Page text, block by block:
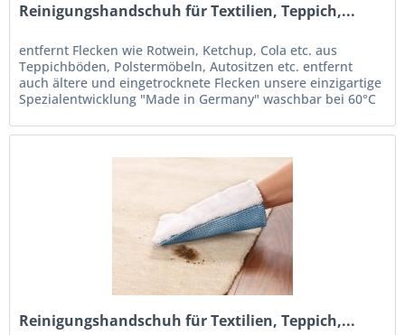
Reinigungshandschuh für Textilien, Teppich,...
entfernt Flecken wie Rotwein, Ketchup, Cola etc. aus
Teppichböden, Polstermöbeln, Autositzen etc. entfernt
auch ältere und eingetrocknete Flecken unsere einzigartige
Spezialentwicklung "Made in Germany" waschbar bei 60°C
Reinigungshandschuh für Textilien, Teppich,...